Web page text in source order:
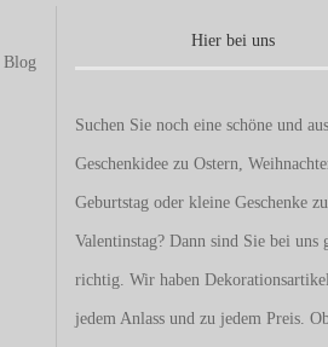
Blog
Hier bei uns
Suchen Sie noch eine schöne und
Geschenkidee zu Ostern,
Geburtstag oder kleine Geschenke
Valentinstag? Dann sind Sie bei uns
richtig. Wir haben
jedem Anlass und zu jedem Preis.